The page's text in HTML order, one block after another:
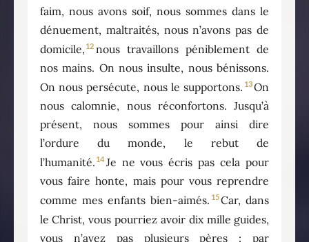
faim, nous avons soif, nous sommes dans le
dénuement, maltraités, nous n’avons pas de
domicile, 12 nous travaillons péniblement de
nos mains. On nous insulte, nous bénissons.
On nous persécute, nous le supportons. 13On
nous calomnie, nous réconfortons. Jusqu’à
présent, nous sommes pour ainsi dire
l’ordure du monde, le rebut de
l’humanité. 14 Je ne vous écris pas cela pour
vous faire honte, mais pour vous reprendre
comme mes enfants bien-aimés. 15Car, dans
le Christ, vous pourriez avoir dix mille guides,
vous n’avez pas plusieurs pères : par